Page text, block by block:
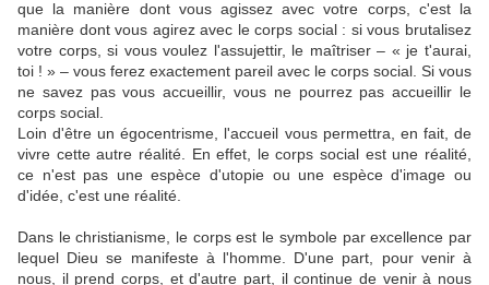
que la manière dont vous agissez avec votre corps, c'est la
manière dont vous agirez avec le corps social : si vous brutalisez
votre corps, si vous voulez l'assujettir, le maîtriser – « je t'aurai,
toi ! » – vous ferez exactement pareil avec le corps social. Si vous
ne savez pas vous accueillir, vous ne pourrez pas accueillir le
corps social.
Loin d'être un égocentrisme, l'accueil vous permettra, en fait, de
vivre cette autre réalité. En effet, le corps social est une réalité,
ce n'est pas une espèce d'utopie ou une espèce d'image ou
d'idée, c'est une réalité.
Dans le christianisme, le corps est le symbole par excellence par
lequel Dieu se manifeste à l'homme. D'une part, pour venir à
nous, il prend corps, et d'autre part, il continue de venir à nous